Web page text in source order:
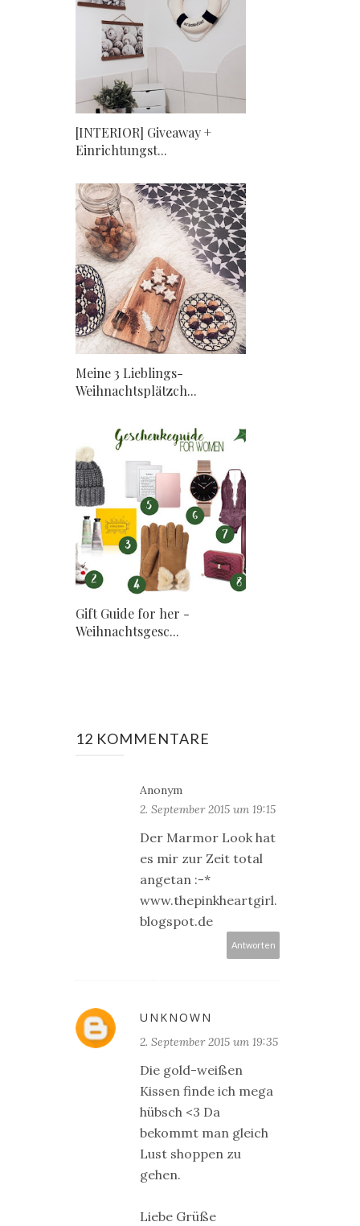
[INTERIOR] Giveaway +
Einrichtungst...
Meine 3 Lieblings-
Weihnachtsplätzch...
Gift Guide for her -
Weihnachtsgesc...
12 KOMMENTARE
Anonym
2. September 2015 um 19:15
Der Marmor Look hat
es mir zur Zeit total
angetan :-*
www.thepinkheartgirl.
blogspot.de
Antworten
UNKNOWN
2. September 2015 um 19:35
Die gold-weißen
Kissen finde ich mega
hübsch <3 Da
bekommt man gleich
Lust shoppen zu
gehen.
Liebe Grüße